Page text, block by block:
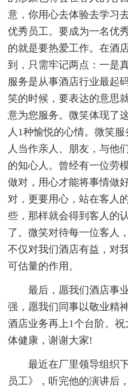
意，你用心去体验去学习
优秀员工。要成为一名优
的就是要热爱工作。在酒
到，只需牢记两点：一是
服务是从事酒店行业最起
笑的时候，要表达的意思
意为您服务。微笑体现了
人1种愉悦的心情。微笑
人当作亲人、朋友，与他
的知心人。曾经有一位劳
做对，用心才能将事情做
对，更要用心，站在客人
些，那样就会得到客人的
了。微笑对待每一位客人
不仅对我们酒店有益，对
可估量的作用。
最后，愿我们酒店事
强，愿我们同事以敬业精
酒店业务再上1个台阶。
体健康，谢谢大家!
最近在厂里领导组织
员工》，听完他的演讲后